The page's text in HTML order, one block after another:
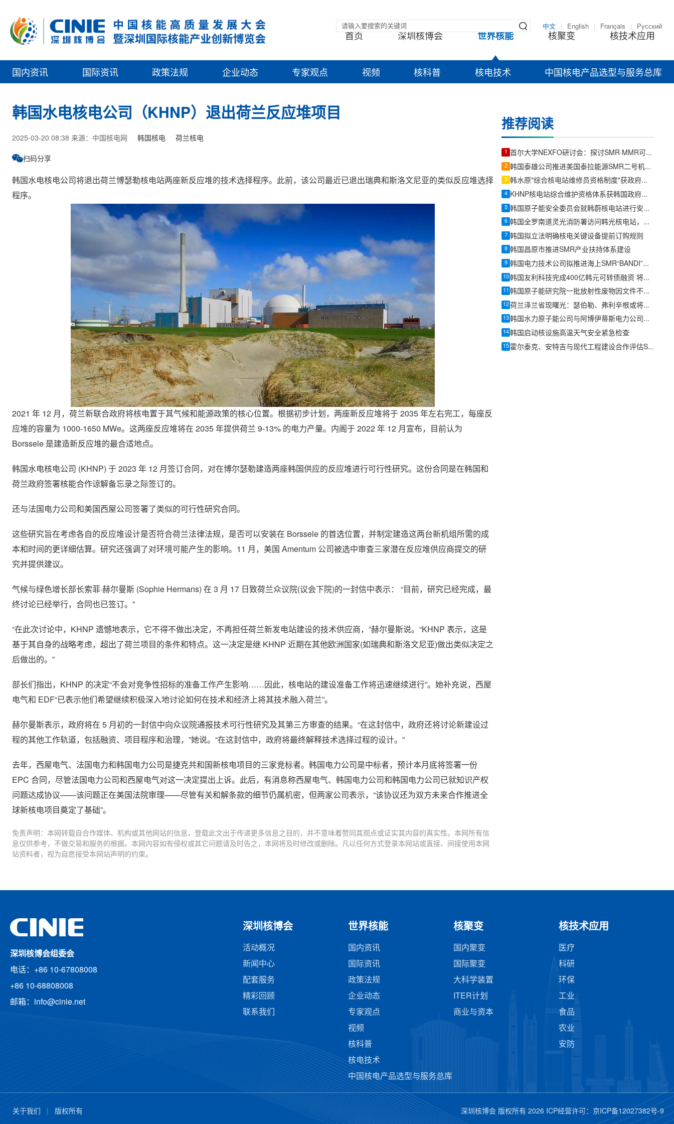
中文 English Français Русский
首页 深圳核博会 世界核能 核聚变 核技术应用
国内资讯 国际资讯 政策法规 企业动态 专家观点 视频 核科普 核电技术 中国核电产品选型与服务总库
韩国水电核电公司（KHNP）退出荷兰反应堆项目
2025-03-20 08:38 来源：中国核电网 韩国核电 荷兰核电
扫码分享
韩国水电核电公司将退出荷兰博瑟勒核电站两座新反应堆的技术选择程序。此前，该公司最近已退出瑞典和斯洛文尼亚的类似反应堆选择
程序。
2021 年 12 月，荷兰新联合政府将核电置于其气候和能源政策的核心位置。根据初步计划，两座新反应堆将于 2035 年左右完工，每座反
应堆的容量为 1000-1650 MWe。这两座反应堆将在 2035 年提供荷兰 9-13% 的电力产量。内阁于 2022 年 12 月宣布，目前认为
Borssele 是建造新反应堆的最合适地点。
韩国水电核电公司 (KHNP) 于 2023 年 12 月签订合同，对在博尔瑟勒建造两座韩国供应的反应堆进行可行性研究。这份合同是在韩国和
荷兰政府签署核能合作谅解备忘录之际签订的。
还与法国电力公司和美国西屋公司签署了类似的可行性研究合同。
这些研究旨在考虑各自的反应堆设计是否符合荷兰法律法规，是否可以安装在 Borssele 的首选位置，并制定建造这两台新机组所需的成
本和时间的更详细估算。研究还强调了对环境可能产生的影响。11 月，美国 Amentum 公司被选中审查三家潜在反应堆供应商提交的研
究并提供建议。
气候与绿色增长部长索菲·赫尔曼斯 (Sophie Hermans) 在 3 月 17 日致荷兰众议院(议会下院)的一封信中表示： “目前，研究已经完成，最
终讨论已经举行，合同也已签订。”
“在此次讨论中，KHNP 遗憾地表示，它不得不做出决定，不再担任荷兰新发电站建设的技术供应商，”赫尔曼斯说。“KHNP 表示，这是
基于其自身的战略考虑，超出了荷兰项目的条件和特点。这一决定是继 KHNP 近期在其他欧洲国家(如瑞典和斯洛文尼亚)做出类似决定之
后做出的。”
部长们指出，KHNP 的决定“不会对竞争性招标的准备工作产生影响……因此，核电站的建设准备工作将迅速继续进行”。她补充说，西屋
电气和 EDF“已表示他们希望继续积极深入地讨论如何在技术和经济上将其技术融入荷兰”。
赫尔曼斯表示，政府将在 5 月初的一封信中向众议院通报技术可行性研究及其第三方审查的结果。“在这封信中，政府还将讨论新建设过
程的其他工作轨道，包括融资、项目程序和治理，”她说。“在这封信中，政府将最终解释技术选择过程的设计。”
去年，西屋电气、法国电力和韩国电力公司是捷克共和国新核电项目的三家竞标者。韩国电力公司是中标者，预计本月底将签署一份
EPC 合同，尽管法国电力公司和西屋电气对这一决定提出上诉。此后，有消息称西屋电气、韩国电力公司和韩国电力公司已就知识产权
问题达成协议——该问题正在美国法院审理——尽管有关和解条款的细节仍属机密，但两家公司表示，“该协议还为双方未来合作推进全
球新核电项目奠定了基础”。
免责声明：本网转载自合作媒体、机构或其他网站的信息，登载此文出于传递更多信息之目的，并不意味着赞同其观点或证实其内容的真实性。本网所有信
息仅供参考，不做交易和服务的根据。本网内容如有侵权或其它问题请及时告之，本网将及时修改或删除。凡以任何方式登录本网站或直接、间接使用本网
站资料者，视为自愿接受本网站声明的约束。
推荐阅读
1 首尔大学NEXFO研讨会：探讨SMR·MMR可持续发展解决方案
2 韩国泰雄公司推进美国泰拉能源SMR二号机组订单，发力核电与燃机锻件新赛道
3 韩水原"综合核电站维修员资格制度"获政府正式认可
4 KHNP核电站综合维护资格体系获韩国政府认可
5 韩国原子能安全委员会就韩蔚核电站进行安全检查
6 韩国全罗南道灵光消防署访问韩光核电站，加强灾难应对协同体系。
7 韩国拟立法明确核电关键设备提前订购规则
8 韩国昌原市推进SMR产业扶持体系建设
9 韩国电力技术公司拟推进海上SMR“BANDI”政府研发项目
10 韩国友利科技完成400亿韩元可转债融资 将加码核电与SMR业务
11 韩国原子能研究院一批放射性废物因文件不符被判不适合处置
12 荷兰泽兰省现曙光：瑟伯勒、弗利辛根或将迎来新核电站
13 韩国水力原子能公司与阿博伊蒂斯电力公司签署核电合作备忘录
14 韩国启动核设施高温天气安全紧急检查
15 霍尔泰克、安特吉与现代工程建设合作评估SMR-300在美国南部部署机会
深圳核博会组委会
电话：+86 10-67808008
+86 10-68808008
邮箱：info@cinie.net
深圳核博会
活动概况
新闻中心
配套服务
精彩回顾
联系我们
世界核能
国内资讯
国际资讯
政策法规
企业动态
专家观点
视频
核科普
核电技术
中国核电产品选型与服务总库
核聚变
国内聚变
国际聚变
大科学装置
ITER计划
商业与资本
核技术应用
医疗
科研
环保
工业
食品
农业
安防
关于我们 版权所有 深圳核博会 版权所有 2026 ICP经营许可： 京ICP备12027382号-9